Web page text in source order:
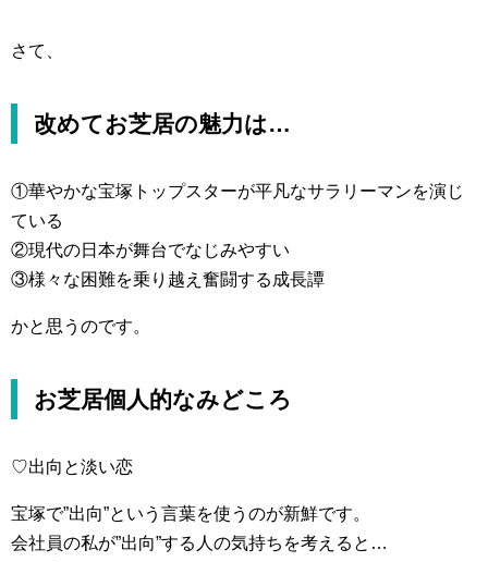
さて、
改めてお芝居の魅力は…
①華やかな宝塚トップスターが平凡なサラリーマンを演じ
ている
②現代の日本が舞台でなじみやすい
③様々な困難を乗り越え奮闘する成長譚
かと思うのです。
お芝居個人的なみどころ
♡出向と淡い恋
宝塚で”出向”という言葉を使うのが新鮮です。
会社員の私が”出向”する人の気持ちを考えると…